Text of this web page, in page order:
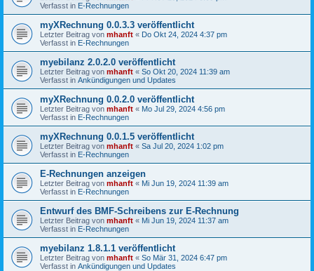
Verfasst in E-Rechnungen
myXRechnung 0.0.3.3 veröffentlicht
Letzter Beitrag von mhanft « Do Okt 24, 2024 4:37 pm
Verfasst in E-Rechnungen
myebilanz 2.0.2.0 veröffentlicht
Letzter Beitrag von mhanft « So Okt 20, 2024 11:39 am
Verfasst in Ankündigungen und Updates
myXRechnung 0.0.2.0 veröffentlicht
Letzter Beitrag von mhanft « Mo Jul 29, 2024 4:56 pm
Verfasst in E-Rechnungen
myXRechnung 0.0.1.5 veröffentlicht
Letzter Beitrag von mhanft « Sa Jul 20, 2024 1:02 pm
Verfasst in E-Rechnungen
E-Rechnungen anzeigen
Letzter Beitrag von mhanft « Mi Jun 19, 2024 11:39 am
Verfasst in E-Rechnungen
Entwurf des BMF-Schreibens zur E-Rechnung
Letzter Beitrag von mhanft « Mi Jun 19, 2024 11:37 am
Verfasst in E-Rechnungen
myebilanz 1.8.1.1 veröffentlicht
Letzter Beitrag von mhanft « So Mär 31, 2024 6:47 pm
Verfasst in Ankündigungen und Updates